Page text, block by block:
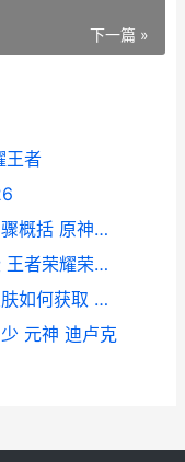
下一篇 »
王者
《原神》机关烹饪之法完美过关步骤概括 原神机关烹饪之法之一食材
王者荣耀荣耀元旦返场皮肤有那些 王者荣耀荣耀元歌适合的头像
王者荣耀荣耀公孙离音乐剧星元皮肤如何获取 王者荣耀公仔官方
元神 迪卢克